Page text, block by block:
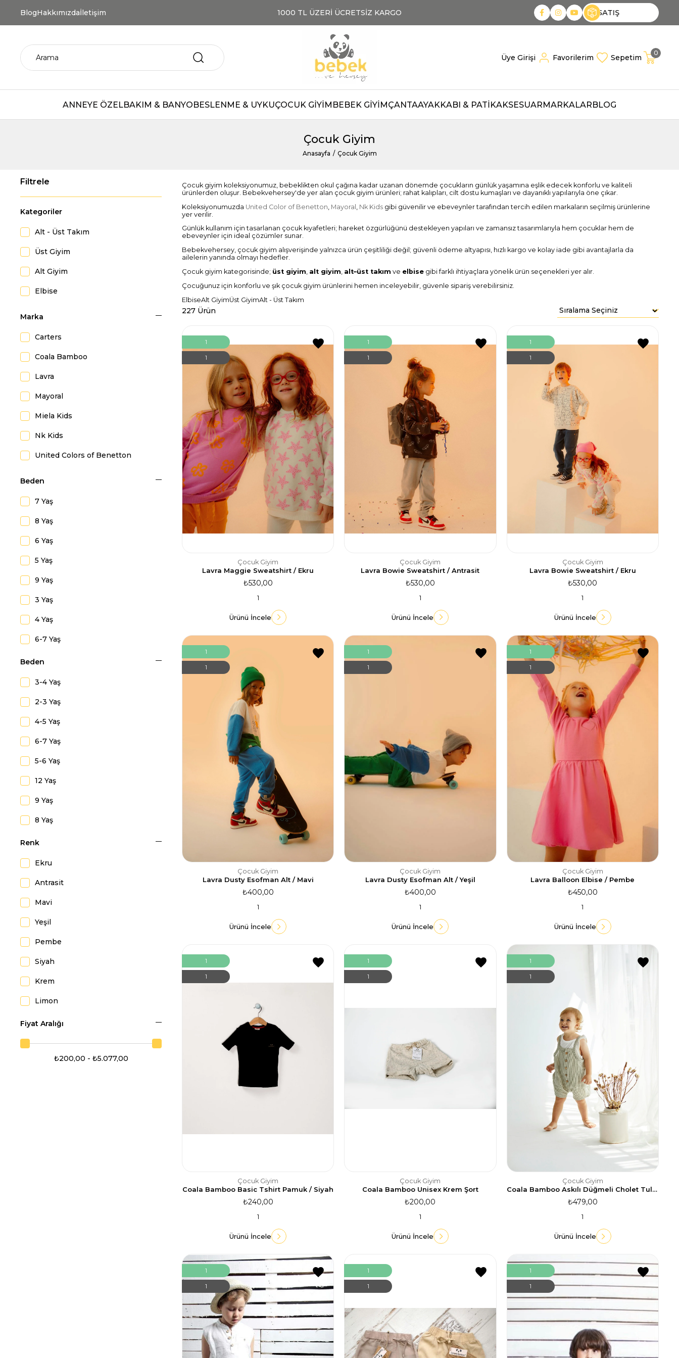
BlogHakkımızdaİletişim 1000 TL ÜZERİ ÜCRETSİZ KARGO TOPTAN SATIŞ
Üye Girişi Favorilerim Sepetim
0
ANNEYE ÖZELBAKIM & BANYOBESLENME & UYKUÇOCUK GİYİM BEBEK GİYİMÇANTAAYAKKABI & PATİKAKSESUARMARKALARBLOG
Çocuk Giyim
Anasayfa Çocuk Giyim
Kategoriler
Alt - Üst Takım
Üst Giyim
Alt Giyim
Elbise
Marka
Carters
Coala Bamboo
Lavra
Mayoral
Miela Kids
Nk Kids
United Colors of Benetton
Beden
7 Yaş
8 Yaş
6 Yaş
5 Yaş
9 Yaş
3 Yaş
4 Yaş
6-7 Yaş
7-8 Yaş
8-9 Yaş
10-11 Yaş
11-12 Yaş
13-14 Yaş
4-5 Yaş
14 Yaş
Beden
3-4 Yaş
2-3 Yaş
4-5 Yaş
6-7 Yaş
5-6 Yaş
12 Yaş
9 Yaş
8 Yaş
14 Yaş
11 Yaş
10 Yaş
13 Yaş
4 Yaş
7 Yaş
9-12 Ay
Renk
Ekru
Antrasit
Mavi
Yeşil
Pembe
Siyah
Krem
Limon
Krem Camel
Kiremit Siyah
Fiyat Aralığı
₺200,00 - ₺5.077,00
Çocuk giyim koleksiyonumuz, bebeklikten okul çağına kadar uzanan dönemde çocukların günlük yaşamına eşlik edecek konforlu ve kaliteli
ürünlerden oluşur. Bebekvehersey'de yer alan çocuk giyim ürünleri; rahat kalıpları, cilt dostu kumaşları ve dayanıklı yapılarıyla öne çıkar.
Koleksiyonumuzda United Color of Benetton Mayoral Nk Kids gibi güvenilir ve ebeveynler tarafından tercih edilen markaların seçilmiş ürünlerine
yer verilir.
Günlük kullanım için tasarlanan çocuk kıyafetleri; hareket özgürlüğünü destekleyen yapıları ve zamansız tasarımlarıyla hem çocuklar hem de
ebeveynler için ideal çözümler sunar.
Bebekvehersey, çocuk giyim alışverişinde yalnızca ürün çeşitliliği değil; güvenli ödeme altyapısı, hızlı kargo ve kolay iade gibi avantajlarla da
ailelerin yanında olmayı hedefler.
Çocuk giyim kategorisinde; üst giyim alt giyim alt–üst takım ve elbise gibi farklı ihtiyaçlara yönelik ürün seçenekleri yer alır.
Çocuğunuz için konforlu ve şık çocuk giyim ürünlerini hemen inceleyebilir, güvenle sipariş verebilirsiniz.
ElbiseAlt GiyimÜst GiyimAlt - Üst Takım
227 Ürün
Çocuk Giyim
Lavra Maggie Sweatshirt / Ekru
1
₺530,00
Ürünü İncele
1
1
Çocuk Giyim
Lavra Bowie Sweatshirt / Antrasit
1
₺530,00
Ürünü İncele
1
1
Çocuk Giyim
Lavra Bowie Sweatshirt / Ekru
1
₺530,00
Ürünü İncele
1
1
Çocuk Giyim
Lavra Dusty Esofman Alt / Mavi
1
₺400,00
Ürünü İncele
1
1
Çocuk Giyim
Lavra Dusty Esofman Alt / Yeşil
1
₺400,00
Ürünü İncele
1
1
Çocuk Giyim
Lavra Balloon Elbise / Pembe
1
₺450,00
Ürünü İncele
1
1
Çocuk Giyim
Coala Bamboo Basic Tshirt Pamuk / Siyah
1
₺240,00
Ürünü İncele
1
1
Çocuk Giyim
Coala Bamboo Unisex Krem Şort
1
₺200,00
Ürünü İncele
1
1
Çocuk Giyim
Coala Bamboo Askılı Düğmeli Cholet Tulum
1
₺479,00
Ürünü İncele
1
1
1
1
1
1
1
1